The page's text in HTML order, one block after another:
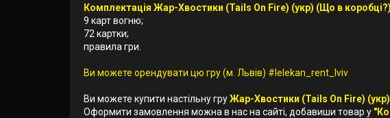
Комплектація Жар-Хвостики (Tails On Fire) (укр) (Що в
9 карт вогню;
72 картки;
правила гри.
Ви можете орендувати цю гру (м. Львів) #lelekan_rent_lviv
Ви можете купити настільну груЖар-Хвостики (Tails On Fire) (укр)
Оформити замовлення можна в нас на сайті, добавиши товар у